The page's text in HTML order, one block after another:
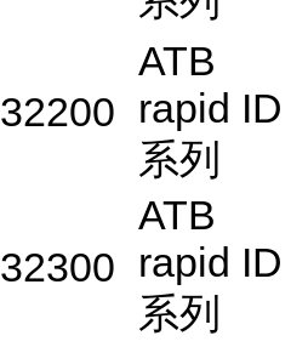
32200
ATB
rapid ID
系列
32300
ATB
rapid ID
系列